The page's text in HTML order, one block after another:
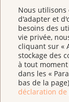
Nous
d'adapter et
besoins des
vie privée,
cliquant sur «
stockage des
à tout
dans les «
bas de la
déclaration
ses côtés et
c’était la
peut-être
Que vous a
Après une
personne. Ma
pris